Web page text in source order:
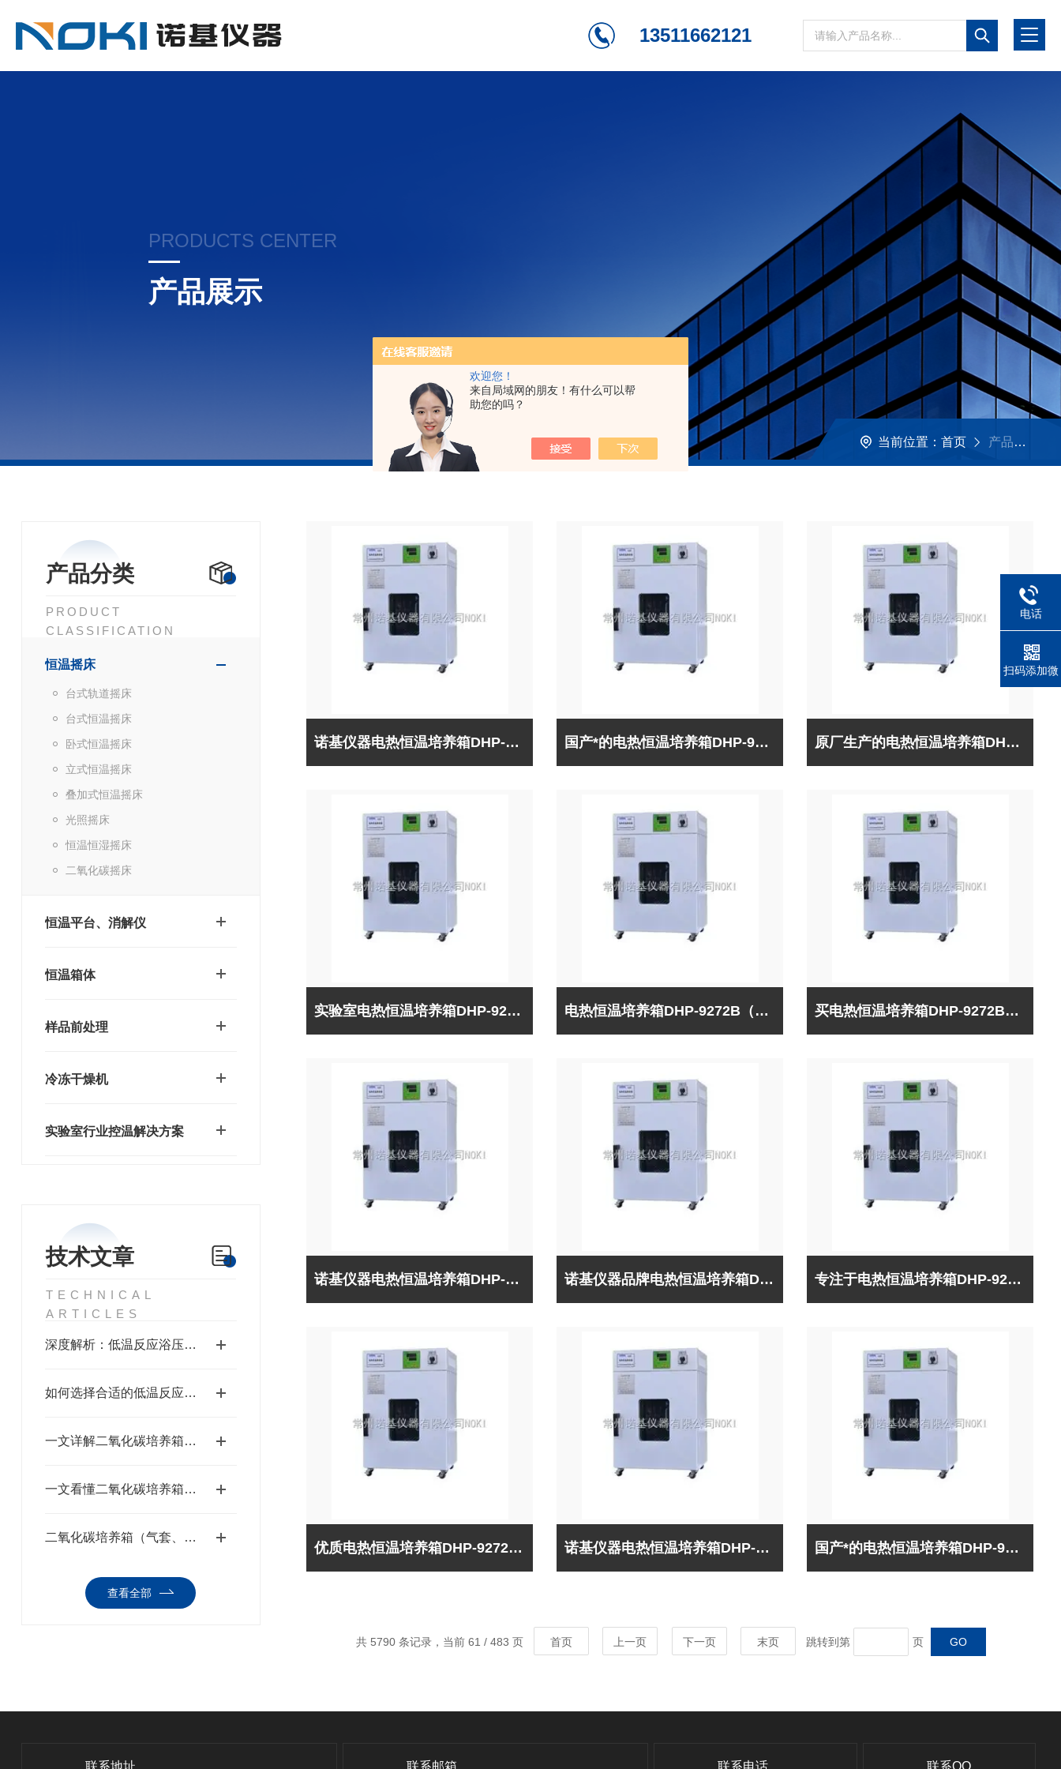
欢迎您！
来自局域网的朋友！有什么可以帮
助您的吗？
13511662121
PRODUCTS CENTER
产品展示
当前位置：首页 产品展示
产品分类
PRODUCT
CLASSIFICATION
恒温摇床
台式轨道摇床
台式恒温摇床
卧式恒温摇床
立式恒温摇床
叠加式恒温摇床
光照摇床
恒温恒湿摇床
二氧化碳摇床
恒温平台、消解仪
恒温箱体
样品前处理
冷冻干燥机
实验室行业控温解决方案
技术文章
TECHNICAL
ARTICLES
深度解析：低温反应浴压缩机过热保护及常见故障排查
如何选择合适的低温反应浴：容量、温度范围与制冷方式
一文详解二氧化碳培养箱：原理、选型与日常维护
一文看懂二氧化碳培养箱结构、分类及行业用途汇总
二氧化碳培养箱（气套、水套）的区别
查看全部
诺基仪器电热恒温培养箱DHP-9272B（出口型）*，欢迎采购咨询！ 国产*的电热恒温培养箱DHP-9272B（出口型）* 原厂生产的电热恒温培养箱DHP-9272B（出口型）长期现货供应
实验室电热恒温培养箱DHP-9272B（出口型）,质量可靠 电热恒温培养箱DHP-9272B（出口型）专业制造厂家 买电热恒温培养箱DHP-9272B（出口型）到哪里，*诺基仪器
诺基仪器电热恒温培养箱DHP-9272B（出口型）* 诺基仪器品牌电热恒温培养箱DHP-9272B（出口型）可比进口产品 专注于电热恒温培养箱DHP-9272B（出口型）研发生产
优质电热恒温培养箱DHP-9272B（出口型）*，售后有保障 诺基仪器电热恒温培养箱DHP-9162B（出口型）*，欢迎采购咨询！ 国产*的电热恒温培养箱DHP-9162B（出口型）*
共 5790 条记录，当前 61 / 483 页 首页 上一页 下一页 末页 跳转到第 页
联系地址 联系邮箱 联系电话 联系QQ
电话
扫码添加微
信